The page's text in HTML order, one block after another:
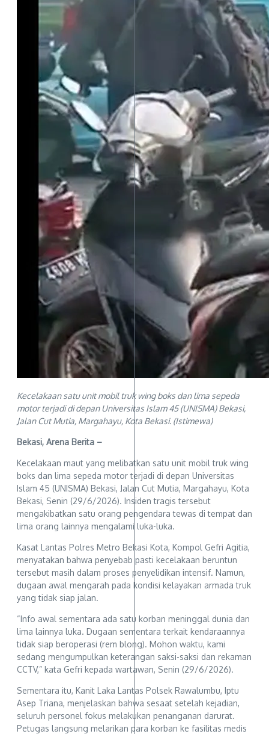
Kecelakaan satu unit mobil truk wing boks dan lima sepeda
motor terjadi di depan Universitas Islam 45 (UNISMA) Bekasi,
Jalan Cut Mutia, Margahayu, Kota Bekasi. (Istimewa)
Bekasi, Arena Berita –
Kecelakaan maut yang melibatkan satu unit mobil truk wing
boks dan lima sepeda motor terjadi di depan Universitas
Islam 45 (UNISMA) Bekasi, Jalan Cut Mutia, Margahayu, Kota
Bekasi, Senin (29/6/2026). Insiden tragis tersebut
mengakibatkan satu orang pengendara tewas di tempat dan
lima orang lainnya mengalami luka-luka.
Kasat Lantas Polres Metro Bekasi Kota, Kompol Gefri Agitia,
menyatakan bahwa penyebab pasti kecelakaan beruntun
tersebut masih dalam proses penyelidikan intensif. Namun,
dugaan awal mengarah pada kondisi kelayakan armada truk
yang tidak siap jalan.
“Info awal sementara ada satu korban meninggal dunia dan
lima lainnya luka. Dugaan sementara terkait kendaraannya
tidak siap beroperasi (rem blong). Mohon waktu, kami
sedang mengumpulkan keterangan saksi-saksi dan rekaman
CCTV,” kata Gefri kepada wartawan, Senin (29/6/2026).
Sementara itu, Kanit Laka Lantas Polsek Rawalumbu, Iptu
Asep Triana, menjelaskan bahwa sesaat setelah kejadian,
seluruh personel fokus melakukan penanganan darurat.
Petugas langsung melarikan para korban ke fasilitas medis